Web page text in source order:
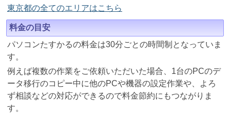
東京都の全てのエリアはこちら
料金の目安
パソコンたすかるの料金は30分ごとの時間制となっていま
す。
例えば複数の作業をご依頼いただいた場合、1台のPCのデ
ータ移行のコピー中に他のPCや機器の設定作業や、よろ
ず相談などの対応ができるので料金節約にもつながりま
す。